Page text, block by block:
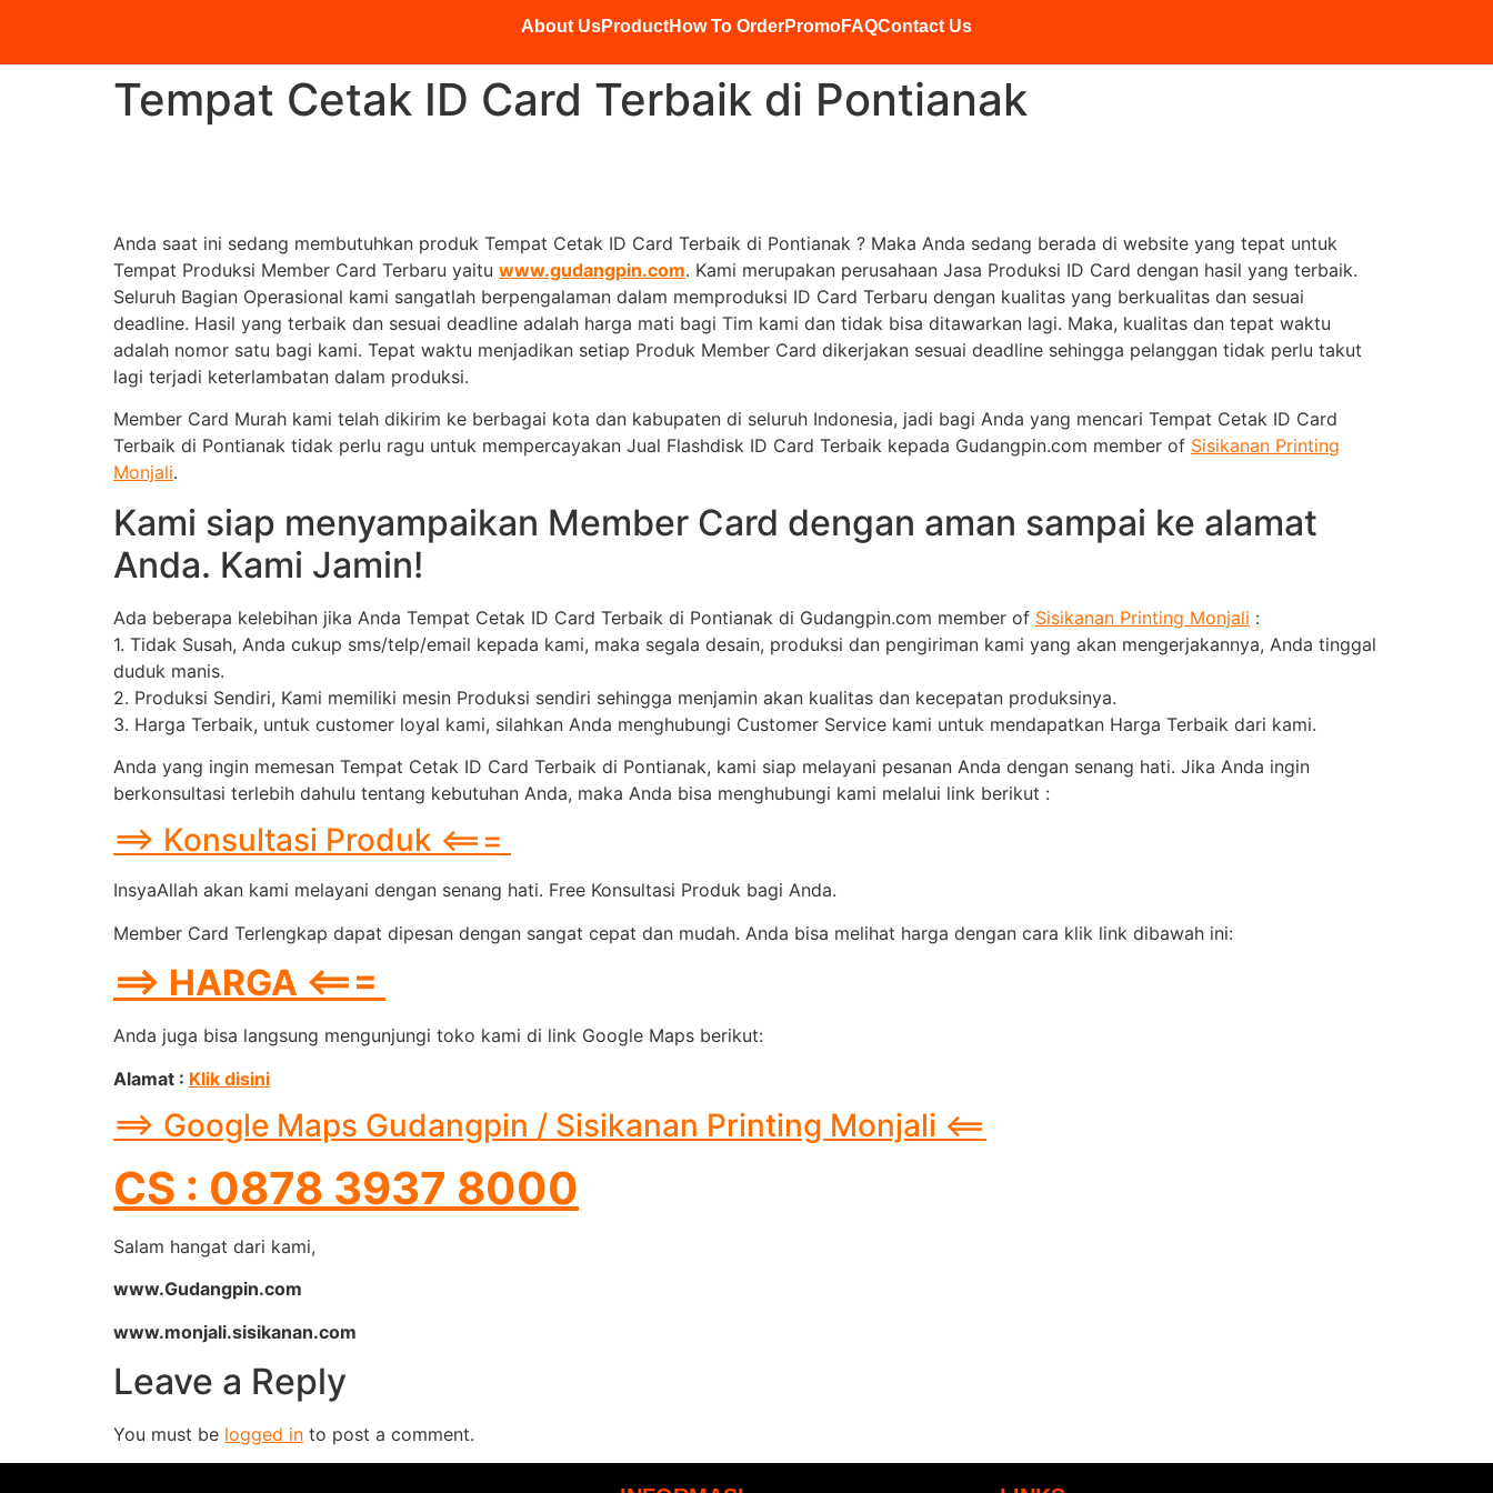
About UsProductHow To OrderPromoFAQContact Us
Tempat Cetak ID Card Terbaik di Pontianak
Anda saat ini sedang membutuhkan produk Tempat Cetak ID Card Terbaik di Pontianak ? Maka Anda sedang berada di website yang tepat untuk
Tempat Produksi Member Card Terbaru yaitu www.gudangpin.com. Kami merupakan perusahaan Jasa Produksi ID Card dengan hasil yang terbaik.
Seluruh Bagian Operasional kami sangatlah berpengalaman dalam memproduksi ID Card Terbaru dengan kualitas yang berkualitas dan sesuai
deadline. Hasil yang terbaik dan sesuai deadline adalah harga mati bagi Tim kami dan tidak bisa ditawarkan lagi. Maka, kualitas dan tepat waktu
adalah nomor satu bagi kami. Tepat waktu menjadikan setiap Produk Member Card dikerjakan sesuai deadline sehingga pelanggan tidak perlu takut
lagi terjadi keterlambatan dalam produksi.
Member Card Murah kami telah dikirim ke berbagai kota dan kabupaten di seluruh Indonesia, jadi bagi Anda yang mencari Tempat Cetak ID Card
Terbaik di Pontianak tidak perlu ragu untuk mempercayakan Jual Flashdisk ID Card Terbaik kepada Gudangpin.com member of Sisikanan Printing
Monjali.
Kami siap menyampaikan Member Card dengan aman sampai ke alamat
Anda. Kami Jamin!
Ada beberapa kelebihan jika Anda Tempat Cetak ID Card Terbaik di Pontianak di Gudangpin.com member of Sisikanan Printing Monjali :
1. Tidak Susah, Anda cukup sms/telp/email kepada kami, maka segala desain, produksi dan pengiriman kami yang akan mengerjakannya, Anda tinggal
duduk manis.
2. Produksi Sendiri, Kami memiliki mesin Produksi sendiri sehingga menjamin akan kualitas dan kecepatan produksinya.
3. Harga Terbaik, untuk customer loyal kami, silahkan Anda menghubungi Customer Service kami untuk mendapatkan Harga Terbaik dari kami.
Anda yang ingin memesan Tempat Cetak ID Card Terbaik di Pontianak, kami siap melayani pesanan Anda dengan senang hati. Jika Anda ingin
berkonsultasi terlebih dahulu tentang kebutuhan Anda, maka Anda bisa menghubungi kami melalui link berikut :
==> Konsultasi Produk <===
InsyaAllah akan kami melayani dengan senang hati. Free Konsultasi Produk bagi Anda.
Member Card Terlengkap dapat dipesan dengan sangat cepat dan mudah. Anda bisa melihat harga dengan cara klik link dibawah ini:
==> HARGA <===
Anda juga bisa langsung mengunjungi toko kami di link Google Maps berikut:
Alamat : Klik disini
==> Google Maps Gudangpin / Sisikanan Printing Monjali <==
CS : 0878 3937 8000
Salam hangat dari kami,
www.Gudangpin.com
www.monjali.sisikanan.com
Leave a Reply
You must be logged in to post a comment.